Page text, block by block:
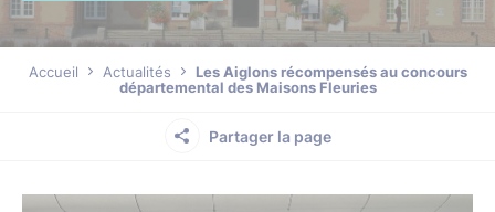
Accueil Actualités
Les Aiglons récompensés au concours
départemental des Maisons Fleuries
Partager la page